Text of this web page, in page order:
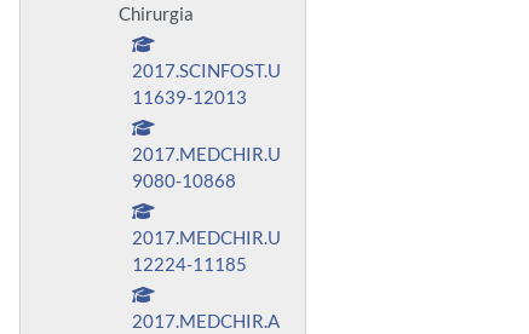
Chirurgia
2017.SCINFOST.U
11639-12013
2017.MEDCHIR.U
9080-10868
2017.MEDCHIR.U
12224-11185
2017.MEDCHIR.A